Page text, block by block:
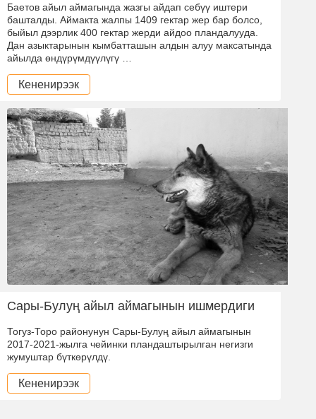
Баетов айыл аймагында жазгы айдап себүү иштери
башталды. Аймакта жалпы 1409 гектар жер бар болсо,
быйыл дээрлик 400 гектар жерди айдоо пландалууда.
Дан азыктарынын кымбатташын алдын алуу максатында
айылда өндүрүмдүүлүгү …
Кененирээк
Сары-Булуң айыл аймагынын ишмердиги
Тогуз-Торо районунун Сары-Булуң айыл аймагынын
2017-2021-жылга чейинки пландаштырылган негизги
жумуштар бүткөрүлдү.
Кененирээк